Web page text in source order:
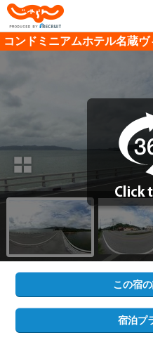
じゃらん
コンドミニアムホテル名蔵ヴ
この宿
宿泊プ